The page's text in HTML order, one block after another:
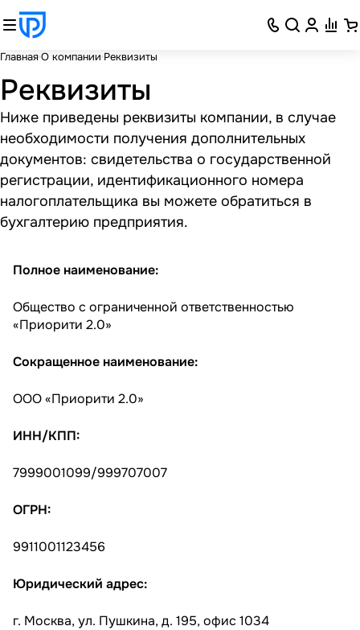
Главная О компании Реквизиты
Реквизиты
Ниже приведены реквизиты компании, в случае
необходимости получения дополнительных
документов: свидетельства о государственной
регистрации, идентификационного номера
налогоплательщика вы можете обратиться в
бухгалтерию предприятия.
Полное наименование:
Общество с ограниченной ответственностью
«Приорити 2.0»
Сокращенное наименование:
ООО «Приорити 2.0»
ИНН/КПП:
7999001099/999707007
ОГРН:
9911001123456
Юридический адрес:
г. Москва, ул. Пушкина, д. 195, офис 1034